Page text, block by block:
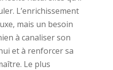
L’enrichissement
mais un besoin
à canaliser son
et à renforcer sa
Le plus